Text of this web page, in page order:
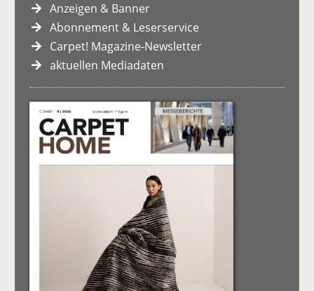
Anzeigen & Banner
Abonnement & Leserservice
Carpet! Magazine-Newsletter
aktuellen Mediadaten